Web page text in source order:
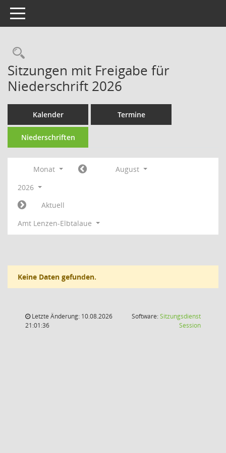
Toggle navigation
Rechercheauswahl
Sitzungen mit Freigabe für
Niederschrift 2026
Kalender Termine
Niederschriften
Monat
August
2026
Aktuell
Amt Lenzen-Elbtalaue
Keine Daten gefunden.
Letzte Änderung: 10.08.2026
21:01:36
Software:Sitzungsdienst
Session(Wird in